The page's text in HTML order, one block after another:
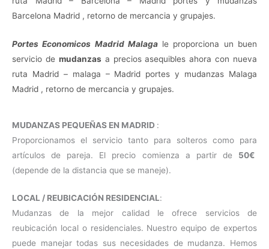
Barcelona Madrid , retorno de mercancia y grupajes.
Portes Economicos Madrid Malagale proporciona un buen
servicio de mudanzas a precios asequibles ahora con nueva
ruta Madrid – malaga – Madrid portes y mudanzas Malaga
Madrid , retorno de mercancia y grupajes.
MUDANZAS PEQUEÑAS EN MADRID :
Proporcionamos el servicio tanto para solteros como para
artículos de pareja. El precio comienza a partir de 50€
(depende de la distancia que se maneje).
LOCAL / REUBICACIÓN RESIDENCIAL:
Mudanzas de la mejor calidad le ofrece servicios de
reubicación local o residenciales. Nuestro equipo de expertos
puede manejar todas sus necesidades de mudanza. Hemos